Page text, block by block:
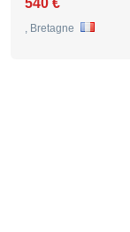
, Bretagne